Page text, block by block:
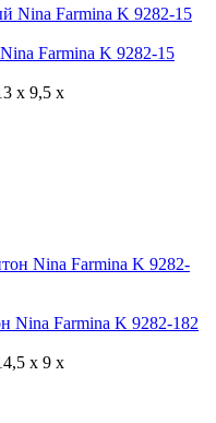
Farmina K 9282-15
x 9,5 x
Nina Farmina K 9282-182
x 9 x